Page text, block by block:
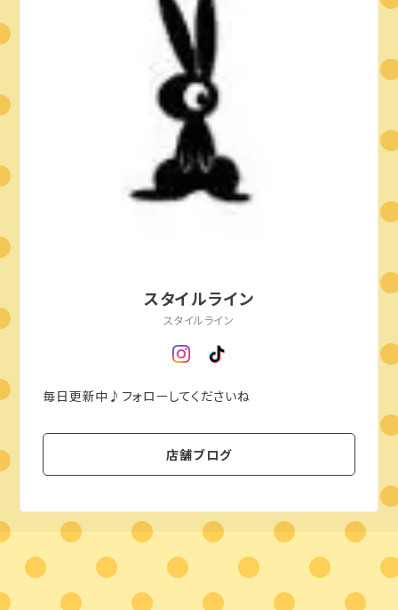
スタイルライン
スタイルライン
毎日更新中♪フォローしてくださいね
店舗ブログ